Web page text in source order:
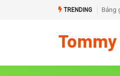
TRENDING
Bảng giá Thay kính iPhone Cách